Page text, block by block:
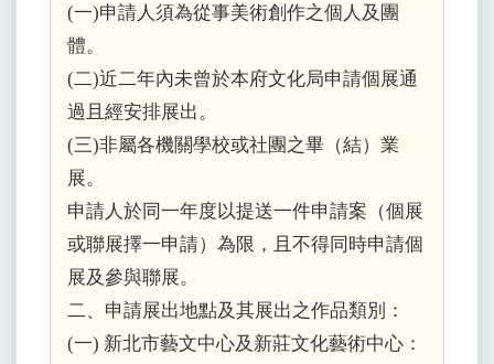
(一)申請人須為從事美術創作之個人及團
體。
(二)近二年內未曾於本府文化局申請個展通
過且經安排展出。
(三)非屬各機關學校或社團之畢（結）業
展。
申請人於同一年度以提送一件申請案（個展
或聯展擇一申請）為限，且不得同時申請個
展及參與聯展。
二、申請展出地點及其展出之作品類別：
(一) 新北市藝文中心及新莊文化藝術中心：